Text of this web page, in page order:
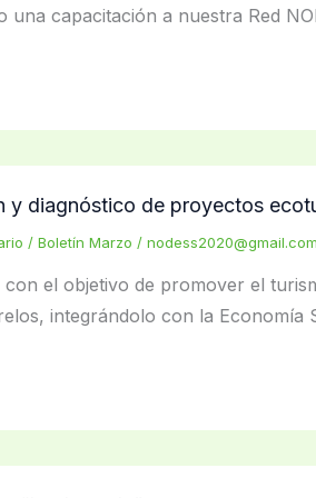
una capacitación a nuestra Red
y diagnóstico de proyectos
/ Boletín Marzo / nodess2020@gmail.com
el objetivo de promover el
integrándolo con la Economía